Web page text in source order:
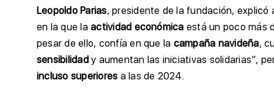
Leopoldo Parias, presidente de la fundación, explicó
en la que laactividad económica está un poco más
pesar de ello, confía en que la campaña navideña,
sensibilidady aumentan las iniciativas solidarias”,
incluso superiores a las de 2024.